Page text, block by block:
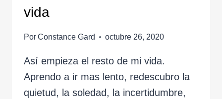
vida
PorConstance Gard octubre 26, 2020
Así empieza el resto de mi vida.
Aprendo a ir mas lento, redescubro la
quietud, la soledad, la incertidumbre,